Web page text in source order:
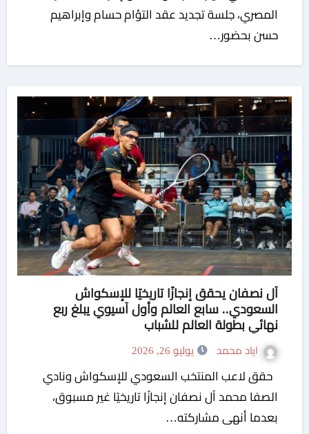
المصري، جلسة تجديد عقد التؤام حسام وإبراهيم
حسن بحضور…
آل نصفان يحقق إنجازًا تاريخيًا للإسكواش
السعودي.. سابع العالم وأول آسيوي يبلغ ربع
نهائي بطولة العالم للشباب
اياد محمد يوليو 26, 2026
حقق لاعب المنتخب السعودي للإسكواش ونادي
الصفا محمد آل نصفان إنجازًا تاريخيًا غير مسبوق،
بعدما أنهى مشاركته…